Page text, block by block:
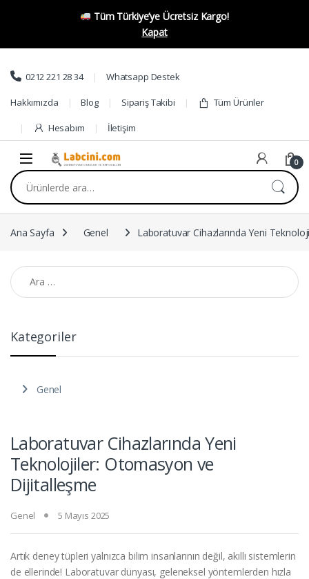
Tüm Türkiye’ye Ücretsiz Kargo!
Kapat
Skip to navigation
Skip to content
0212 221 28 34 Whatsapp Destek
Hakkımızda Blog Sipariş Takibi Tüm Ürünler
Hesabım İletişim
0
Ara:
Ana Sayfa Genel Laboratuvar Cihazlarında Yeni
Laboratuvar Cihazlarında Yeni
Teknolojiler: Otomasyon ve
Dijitalleşme
Genel 5 Mayıs 2025
Artık deney tüpleri yalnızca bilim insanlarının değil, akıllı sistemlerin
de ellerinde! Laboratuvar dünyası, geleneksel yöntemlerden hızla
Arama:
Kategoriler
Genel